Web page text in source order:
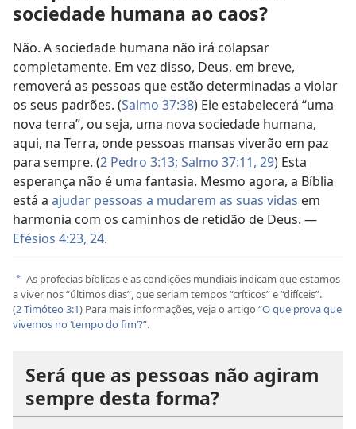
sociedade humana ao caos?
Não. A sociedade humana não irá colapsar
completamente. Em vez disso, Deus, em breve,
removerá as pessoas que estão determinadas a violar
os seus padrões. (Salmo 37:38) Ele estabelecerá “uma
nova terra”, ou seja, uma nova sociedade humana,
aqui, na Terra, onde pessoas mansas viverão em paz
para sempre. (2 Pedro 3:13; Salmo 37:11, 29) Esta
esperança não é uma fantasia. Mesmo agora, a Bíblia
está a ajudar pessoas a mudarem as suas vidas em
harmonia com os caminhos de retidão de Deus. —
Efésios 4:23, 24.
a As profecias bíblicas e as condições mundiais indicam que estamos
a viver nos “últimos dias”, que seriam tempos “críticos” e “difíceis”.
(2 Timóteo 3:1) Para mais informações, veja o artigo “O que prova que
vivemos no ‘tempo do fim’?”.
Será que as pessoas não agiram
sempre desta forma?